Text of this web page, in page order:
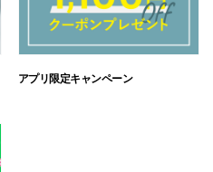
アプリ限定キャンペーン